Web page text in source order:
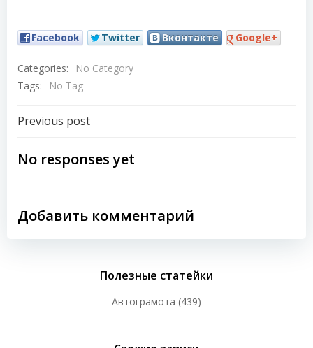
Facebook Twitter Вконтакте Google+
Categories:
No Category
Tags:
No Tag
Навигация
по
Previous post
No responses yet
Добавить комментарий
Полезные статейки
Автограмота (439)